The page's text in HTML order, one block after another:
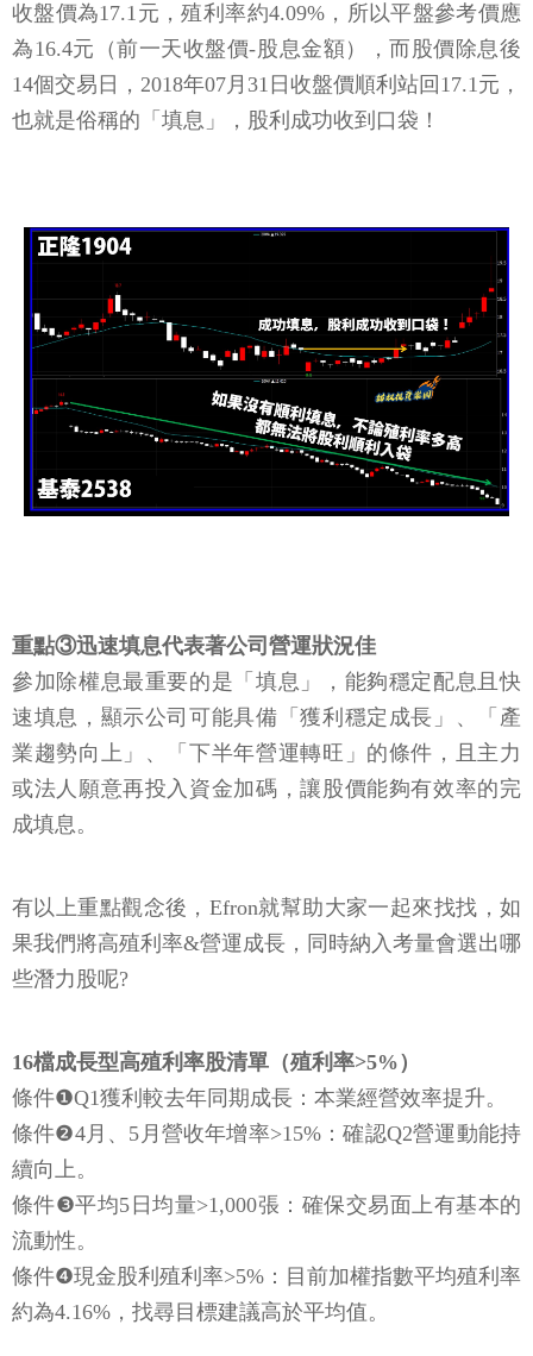
收盤價為17.1元，殖利率約4.09%，所以平盤參考價應
為16.4元（前一天收盤價-股息金額），而股價除息後
14個交易日，2018年07月31日收盤價順利站回17.1元，
也就是俗稱的「填息」，股利成功收到口袋！
重點③迅速填息代表著公司營運狀況佳
參加除權息最重要的是「填息」，能夠穩定配息且快
速填息，顯示公司可能具備「獲利穩定成長」、「產
業趨勢向上」、「下半年營運轉旺」的條件，且主力
或法人願意再投入資金加碼，讓股價能夠有效率的完
成填息。
有以上重點觀念後，Efron就幫助大家一起來找找，如
果我們將高殖利率&營運成長，同時納入考量會選出哪
些潛力股呢?
16檔成長型高殖利率股清單（殖利率>5%）
條件❶Q1獲利較去年同期成長：本業經營效率提升。
條件❷4月、5月營收年增率>15%：確認Q2營運動能持
續向上。
條件❸平均5日均量>1,000張：確保交易面上有基本的
流動性。
條件❹現金股利殖利率>5%：目前加權指數平均殖利率
約為4.16%，找尋目標建議高於平均值。